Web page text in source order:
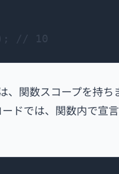
、関数スコープを持
ドでは、関数内で宣